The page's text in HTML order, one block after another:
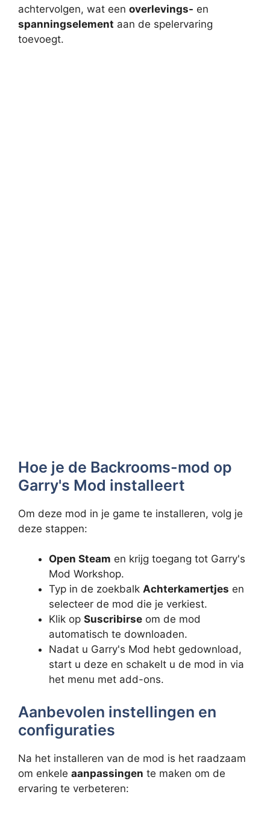
achtervolgen, wat een overlevings- en
spanningselement aan de spelervaring
toevoegt.
Hoe je de Backrooms-mod op
Garry's Mod installeert
Om deze mod in je game te installeren, volg je
deze stappen:
Open Steam en krijg toegang tot Garry's
Mod Workshop.
Typ in de zoekbalk Achterkamertjes en
selecteer de mod die je verkiest.
Klik op Suscribirse om de mod
automatisch te downloaden.
Nadat u Garry's Mod hebt gedownload,
start u deze en schakelt u de mod in via
het menu met add-ons.
Aanbevolen instellingen en
configuraties
Na het installeren van de mod is het raadzaam
om enkele aanpassingen te maken om de
ervaring te verbeteren: